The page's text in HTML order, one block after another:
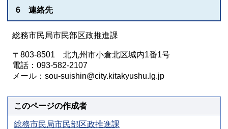
6 連絡先
総務市民局市民部区政推進課
〒803-8501 北九州市小倉北区城内1番1号
電話：093-582-2107
メール：sou-suishin@city.kitakyushu.lg.jp
このページの作成者
総務市民局市民部区政推進課